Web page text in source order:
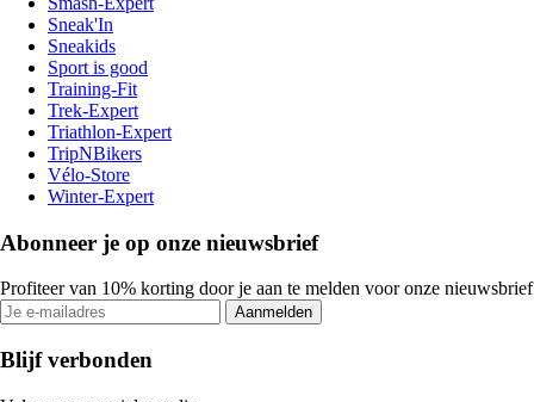
Sneak'In
Sneakids
Sport is good
Training-Fit
Trek-Expert
Triathlon-Expert
TripNBikers
Vélo-Store
Winter-Expert
Abonneer je op onze nieuwsbrief
Profiteer van 10% korting door je aan te melden voor onze nieuwsbrief
Aanmelden
Blijf verbonden